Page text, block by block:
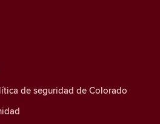
de seguridad de Colorado